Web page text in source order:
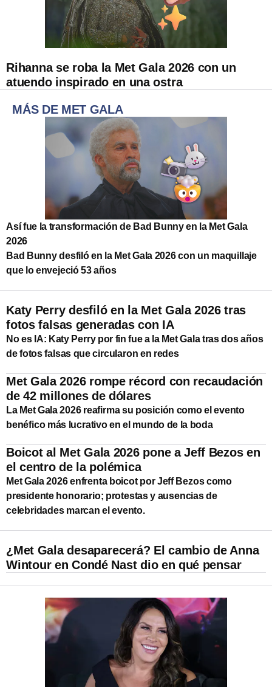
Rihanna se roba la Met Gala 2026 con un
atuendo inspirado en una ostra
MÁS DE MET GALA
Así fue la transformación de Bad Bunny en la Met Gala
2026
Bad Bunny desfiló en la Met Gala 2026 con un maquillaje
que lo envejeció 53 años
Katy Perry desfiló en la Met Gala 2026 tras
fotos falsas generadas con IA
No es IA: Katy Perry por fin fue a la Met Gala tras dos años
de fotos falsas que circularon en redes
Met Gala 2026 rompe récord con recaudación
de 42 millones de dólares
La Met Gala 2026 reafirma su posición como el evento
benéfico más lucrativo en el mundo de la boda
Boicot al Met Gala 2026 pone a Jeff Bezos en
el centro de la polémica
Met Gala 2026 enfrenta boicot por Jeff Bezos como
presidente honorario; protestas y ausencias de
celebridades marcan el evento.
¿Met Gala desaparecerá? El cambio de Anna
Wintour en Condé Nast dio en qué pensar